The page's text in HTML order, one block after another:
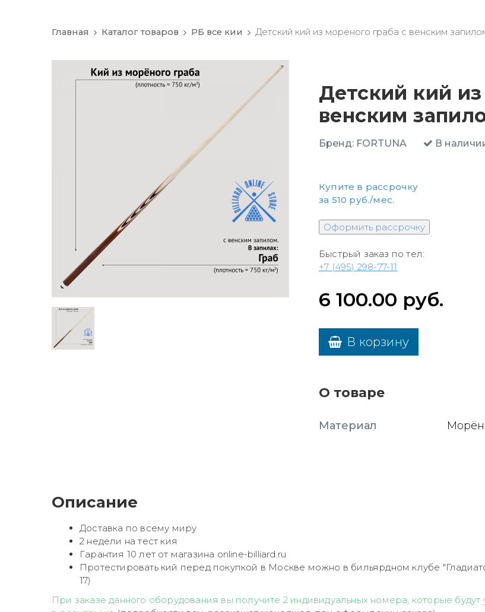
Главная Каталог товаров РБ все кии Детский кий из морёного граба с венским
Детский кий
венским
Бренд: FORTUNA В
Купите в рассрочку
за 510 руб./мес.
Быстрый заказ по тел:
+7 (495) 298-77-11
6 100.00 руб.
В корзину
О товаре
Материал
Описание
Доставка по всему миру
2 недели на тест кия
Гарантия 10 лет от магазина online-billiard.ru
Протестировать кий перед покупкой в Москве можно в бильярдном клубе
17)
При заказе данного оборудования вы получите 2 индивидуальных номера, которые будут